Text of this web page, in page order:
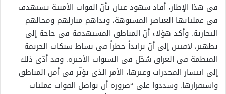
في هذا الإطار، أفاد شهود عيان بأنّ القوات الأمنية تستهدف
في عملياتها العناصر المشبوهة، وتداهم منازلهم ومحالهم
التجارية. وأكد هؤلاء أنّ المناطق المستهدفة في حاجة إلى
تطهير، لافتين إلى أنّ تزايداً خطراً في نشاط شبكات الجريمة
المنظمة في العراق سُجّل في السنوات الأخيرة. وقد أدّى ذلك
إلى انتشار المخدرات وغيرها، الأمر الذي يؤثّر في أمن المناطق
واستقرارها. وشددوا على “ضرورة أن تواصل القوات عمليات